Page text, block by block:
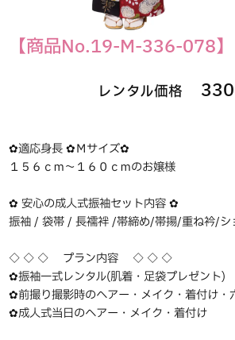
【商品No.19-M-336-078】
レンタル価格
✿適応身長 ✿Ｍサイズ✿
１５６ｃｍ〜１６０ｃｍのお嬢様
✿ 安心の成人式振袖セット内容 ✿
振袖 / 袋帯 / 長襦袢 /帯締め/帯揚/重ね衿/
◇ ◇ ◇ プラン内容 ◇ ◇ ◇
✿振袖一式レンタル(肌着・足袋プレゼント)
✿前撮り撮影時のヘアー・メイク・着付け・
✿成人式当日のヘアー・メイク・着付け